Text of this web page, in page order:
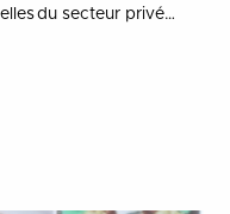
du secteur privé…